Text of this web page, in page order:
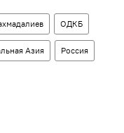
ОДКБ
Азия Россия